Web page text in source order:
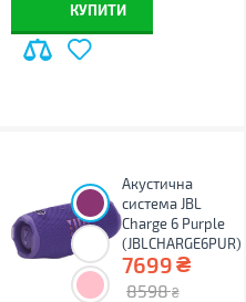
КУПИТИ
Акустична
система JBL
Charge 6 Purple
(JBLCHARGE6PUR)
7699₴
8598 ₴